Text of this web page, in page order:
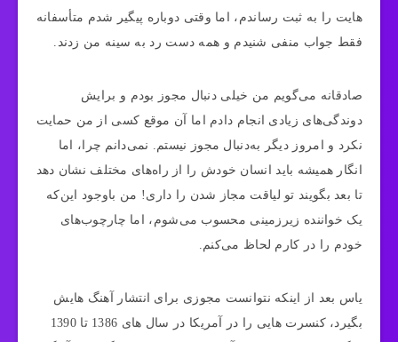
هایت را به ثبت رساندم، اما وقتی دوباره پیگیر شدم متأسفانه
فقط جواب منفی شنیدم و همه دست رد به سینه من زدند.
صادقانه می‌گویم من خیلی دنبال مجوز بودم و برایش
دوندگی‌های زیادی انجام دادم اما آن موقع کسی از من حمایت
نکرد و امروز دیگر به‌دنبال مجوز نیستم. نمی‌دانم چرا، اما
انگار همیشه باید انسان خودش را از راه‌های مختلف نشان دهد
تا بعد بگویند تو لیاقت مجاز شدن را داری! من باوجود این‌که
یک خواننده زیرزمینی محسوب می‌شوم، اما چارچوب‌های
خودم را در کارم لحاظ می‌کنم.
یاس بعد از اینکه نتوانست مجوزی برای انتشار آهنگ هایش
بگیرد، کنسرت هایی را در آمریکا در سال های 1386 تا 1390